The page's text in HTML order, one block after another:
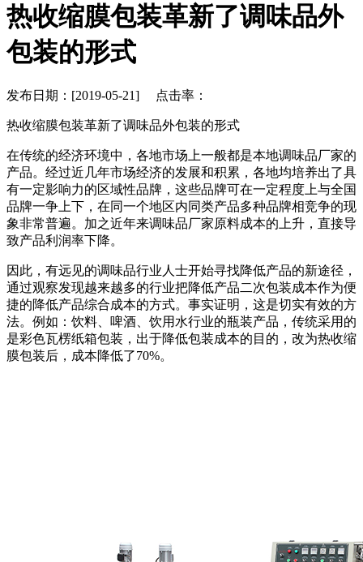
热收缩膜包装革新了调味品外
包装的形式
发布日期：[2019-05-21] 点击率：
热收缩膜包装革新了调味品外包装的形式
在传统的经济环境中，各地市场上一般都是本地调味品厂家的
产品。经过近几年市场经济的发展和积累，各地均培养出了具
有一定影响力的区域性品牌，这些品牌可在一定程度上与全国
品牌一争上下，在同一个地区内同类产品多种品牌相竞争的现
象非常普遍。加之近年来调味品厂家原料成本的上升，直接导
致产品利润率下降。
因此，有远见的调味品行业人士开始寻找降低产品的新途径，
通过观察发现越来越多的行业把降低产品二次包装成本作为便
捷的降低产品综合成本的方式。事实证明，这是切实有效的方
法。例如：饮料、啤酒、饮用水行业的瓶装产品，传统采用的
是彩色瓦楞纸箱包装，出于降低包装成本的目的，改为热收缩
膜包装后，成本降低了70%。